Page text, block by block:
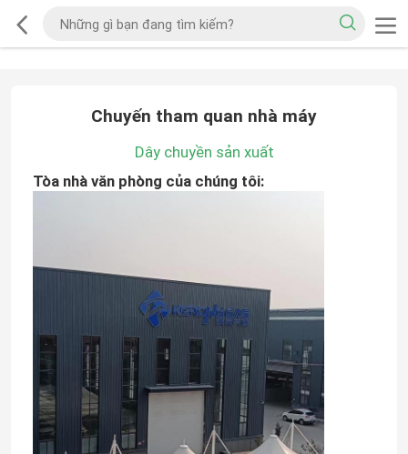
Chuyến tham quan nhà máy
Dây chuyền sản xuất
Tòa nhà văn phòng của chúng tôi: